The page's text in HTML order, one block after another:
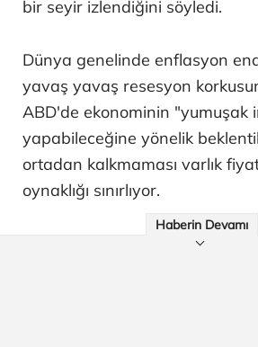
bir seyir izlendiğini söyledi.
Dünya genelinde enflasyon
yavaş yavaş resesyon
ABD'de ekonominin "yumuşak
yapabileceğine yönelik
ortadan kalkmaması varlık
oynaklığı sınırlıyor.
Haberin Devamı